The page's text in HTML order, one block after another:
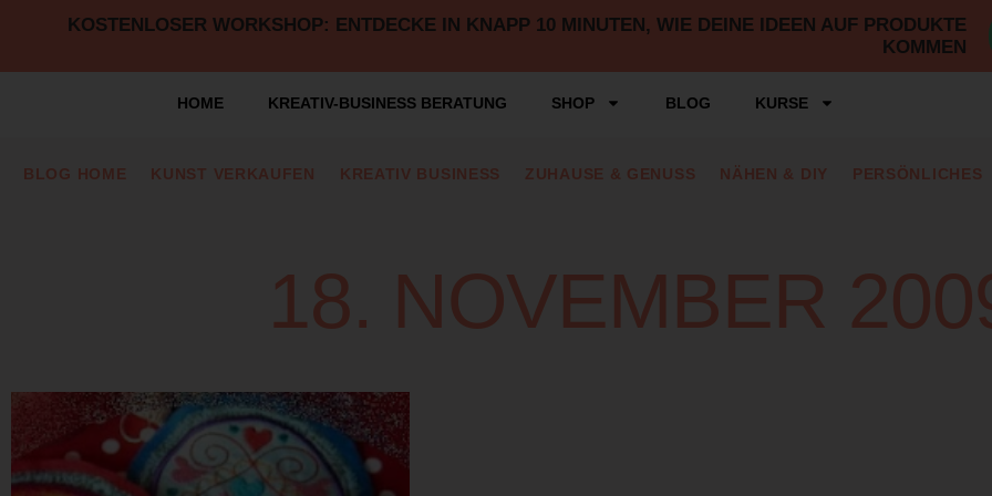
KOSTENLOSER WORKSHOP: ENTDECKE IN KNAPP 10 MINUTEN, WIE DEINE IDEEN AUF PRODUKTE
KOMMEN
HOME KREATIV-BUSINESS BERATUNG SHOP BLOG KURSE
BLOG HOME KUNST VERKAUFEN KREATIV BUSINESS ZUHAUSE & GENUSS NÄHEN & DIY PERSÖNLICHES
18. NOVEMBER